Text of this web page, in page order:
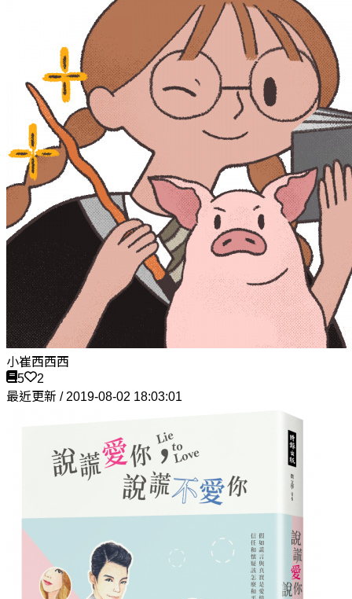
小崔西西西
5
2
最近更新 / 2019-08-02 18:03:01